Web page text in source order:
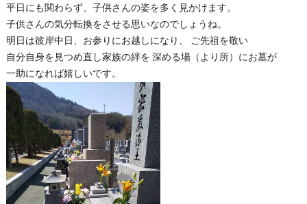
平日にも関わらず、子供さんの姿を多く見かけます。
子供さんの気分転換をさせる思いなのでしょうね。
明日は彼岸中日、お参りにお越しになり、 ご先祖を敬い
自分自身を見つめ直し家族の絆を 深める場（より所）にお墓が
一助になれば嬉しいです。